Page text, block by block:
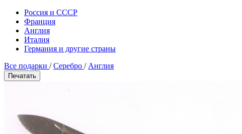
Россия и СССР
Франция
Англия
Италия
Германия и другие страны
Все подарки /Серебро / Англия